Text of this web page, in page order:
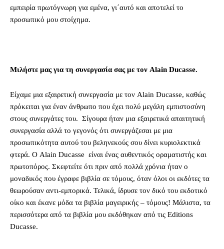
εμπειρία πρωτόγνωρη για εμένα, γι΄αυτό και αποτελεί το
προσωπικό μου στοίχημα.
Μιλήστε μας για τη συνεργασία σας με τον Alain Ducasse.
Eίχαμε μια εξαιρετική συνεργασία με τον Alain Ducasse, καθώς
πρόκειται για έναν άνθρωπο που έχει πολύ μεγάλη εμπιστοσύνη
στους συνεργάτες του. Σίγουρα ήταν μια εξαιρετικά απαιτητική
συνεργασία αλλά το γεγονός ότι συνεργάζεσαι με μια
προσωπικότητα αυτού του βεληνεκούς σου δίνει κυριολεκτικά
φτερά. Ο Alain Ducasse είναι ένας αυθεντικός οραματιστής και
πρωτοπόρος. Σκεφτείτε ότι πριν από πολλά χρόνια ήταν ο
μοναδικός που έγραφε βιβλία σε τόμους, όταν όλοι οι εκδότες τα
θεωρούσαν αντι-εμπορικά. Τελικά, ίδρυσε τον δικό του εκδοτικό
οίκο και έκανε μόδα τα βιβλία μαγειρικής – τόμους! Μάλιστα, τα
περισσότερα από τα βιβλία μου εκδόθηκαν από τις Editions
Ducasse.